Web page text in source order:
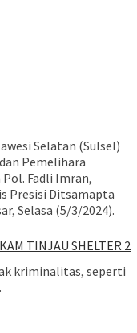
Selatan (Sulsel)
Pemelihara
Fadli Imran,
Presisi Ditsamapta
Selasa (5/3/2024).
kriminalitas, seperti